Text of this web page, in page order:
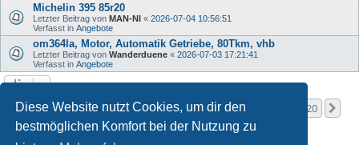
Diese Website nutzt Cookies, um dir den
bestmöglichen Komfort bei der Nutzung zu
Michelin 395 85r20
Letzter Beitrag von MAN-NI « 2026-07-04 10:56:51
Verfasst in Angebote
om364la, Motor, Automatik Getriebe, 80Tkm, vhb
Letzter Beitrag von Wanderduene « 2026-07-03 17:21:41
Verfasst in Angebote
Die Suche ergab mehr als 1000 Treffer Seite1von
1 2 3 20